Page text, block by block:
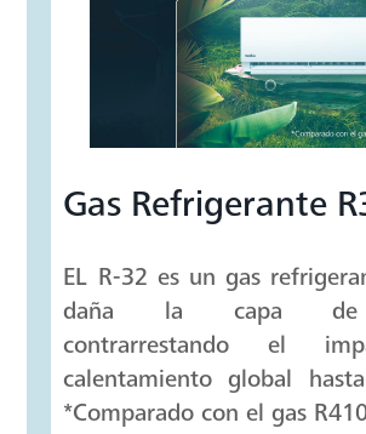
Gas Refrigerante
EL R-32 es un gas
daña la capa de
contrarrestando el
calentamiento global
*Comparado con el gas